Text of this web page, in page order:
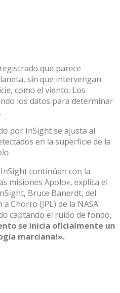
que parece
sin que intervengan
como el viento. Los
los datos para determinar
por InSight se ajusta al
en la superficie de la
continúan con la
misiones Apolo», explica el
Bruce Banerdt, del
Chorro (JPL) de la NASA.
captando el ruido de fondo,
se inicia oficialmente un
marciana!».